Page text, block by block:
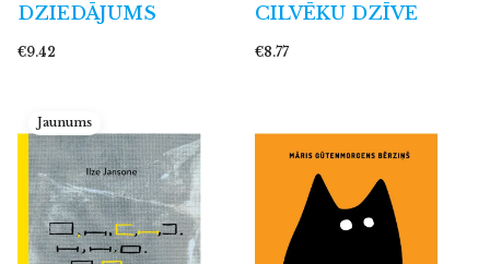
DZIEDĀJUMS
€9.42
CILVĒKU DZĪVE
€8.77
Jaunums